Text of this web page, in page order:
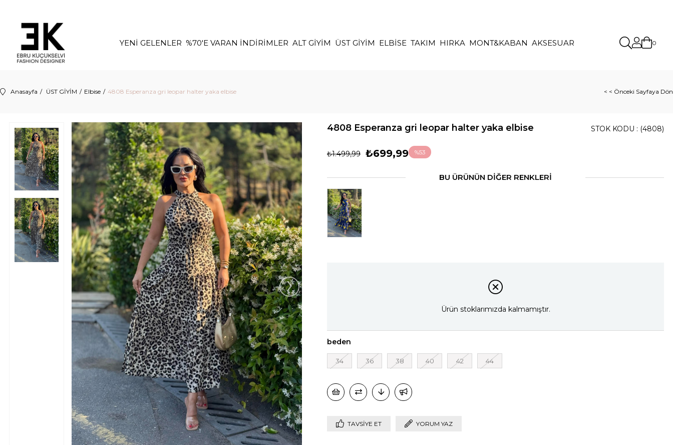
YENİ GELENLER %70'E VARAN İNDİRİMLER ALT GİYİM ÜST GİYİM ELBİSE TAKIM HIRKA MONT&KABAN AKSESUAR 0
Anasayfa ÜST GİYİM Elbise 4808 Esperanza gri leopar halter yaka elbise < < Önceki Sayfaya Dön
›
4808 Esperanza gri leopar halter yaka elbise STOK KODU (4808)
₺1.499,99 ₺699,99 %53
BU ÜRÜNÜN DİĞER RENKLERİ
Tükendi
Ürün stoklarımızda kalmamıştır.
beden
34 36 38 40 42 44
TAVSIYE ET YORUM YAZ